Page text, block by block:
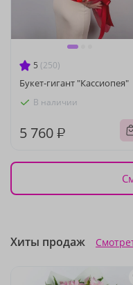
5 (250)
Букет-гигант "Кассиопея"
В наличии
5 760 ₽
Хиты продаж